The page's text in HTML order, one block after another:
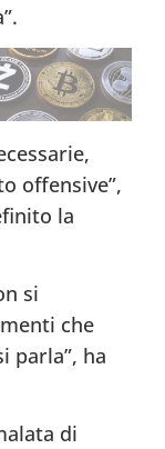
offensive”,
la
si
che
parla”, ha
di